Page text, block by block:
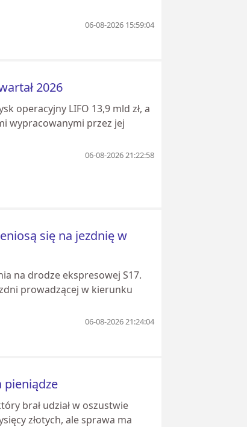
06-08-2026 15:59:04
2026
operacyjny LIFO 13,9 mld zł, a
wypracowanymi przez jej
06-08-2026 21:22:58
się na jezdnię w
na drodze ekspresowej S17.
prowadzącej w kierunku
06-08-2026 21:24:04
pieniądze
brał udział w oszustwie
złotych, ale sprawa ma